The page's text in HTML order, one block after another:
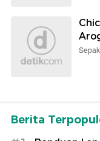
Berita